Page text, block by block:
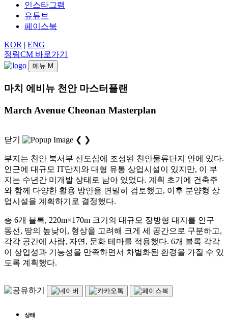
인스타그램
유튜브
페이스북
KOR | ENG
정림CM 바로가기
메뉴 M
마치 에비뉴 천안 마스터플랜
March Avenue Cheonan Masterplan
닫기 ❮ ❯
부지는 천안 북서부 신도심에 조성된 천안물류단지 안에 있다.
인근에 대규모 IT단지와 대형 유통 상업시설이 있지만, 이 부
지는 수년간 미개발 상태로 남아 있었다. 계획 초기에 건축주
와 함께 다양한 활용 방안을 면밀히 검토했고, 이후 분양형 상
업시설을 계획하기로 결정했다.
총 6개 블록, 220m×170m 크기의 대규모 장방형 대지를 인구
동선, 땅의 높낮이, 형상을 고려해 크게 세 공간으로 구분하고,
각각 공간에 사람, 자연, 문화 테마를 적용했다. 6개 블록 각각
이 상업성과 기능성을 만족하면서 차별화된 환경을 가질 수 있
도록 계획했다.
상태